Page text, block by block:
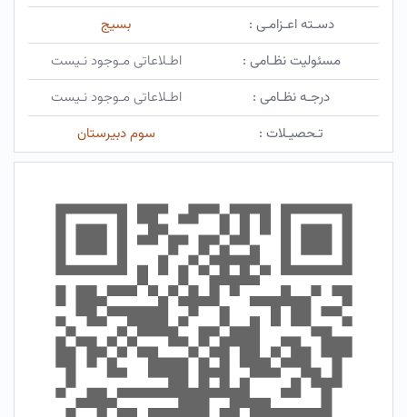
دسـته اعـزامـی :
بسیج
مسئولیت نظـامی :
اطـلاعاتی مـوجود نـیست
درجـه نظـامی :
اطـلاعاتی مـوجود نـیست
تـحصیـلات :
سوم دبیرستان